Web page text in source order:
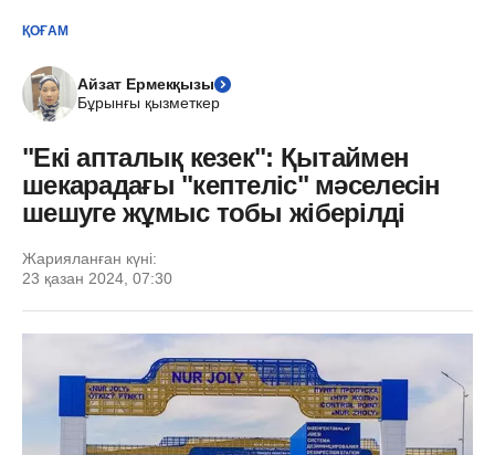
ҚОҒАМ
Айзат Ермекқызы
Бұрынғы қызметкер
"Екі апталық кезек": Қытаймен
шекарадағы "кептеліс" мәселесін
шешуге жұмыс тобы жіберілді
Жарияланған күні:
23 қазан 2024, 07:30